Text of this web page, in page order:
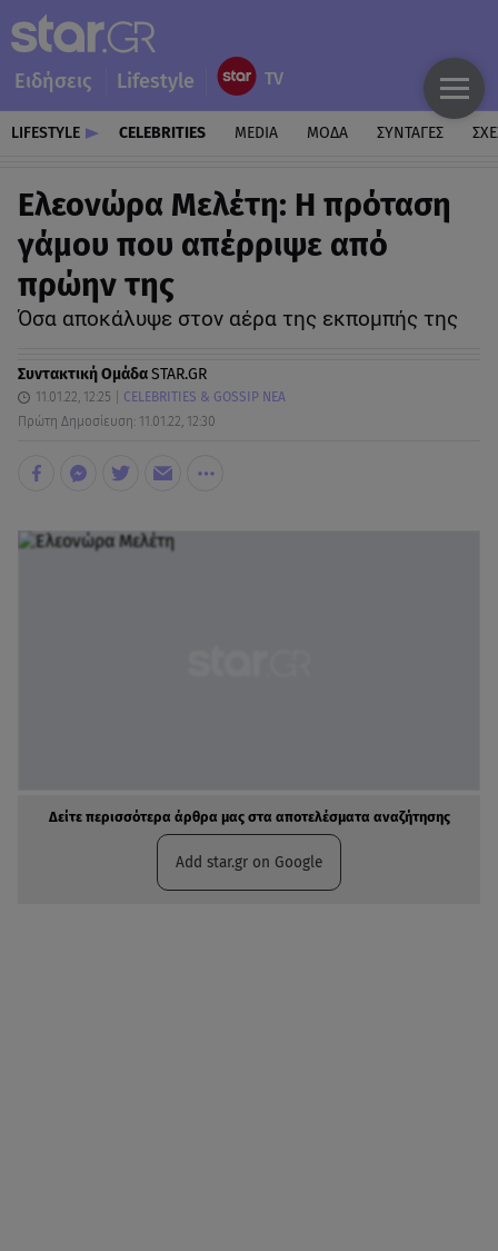
Ειδήσεις Lifestyle
LIFESTYLE CELEBRITIES MEDIA ΜΟΔΑ ΣΥΝΤΑΓΕΣ
Ελεονώρα Μελέτη: Η πρόταση
γάμου που απέρριψε από
πρώην της
Όσα αποκάλυψε στον αέρα της εκπομπής της
Συντακτική ΟμάδαSTAR.GR
11.01.22, 12:25
CELEBRITIES & GOSSIP ΝΕΑ
Πρώτη Δημοσίευση: 11.01.22, 12:30
Δείτε περισσότερα άρθρα μας στα αποτελέσματα αναζήτησης
Add star.gr on Google